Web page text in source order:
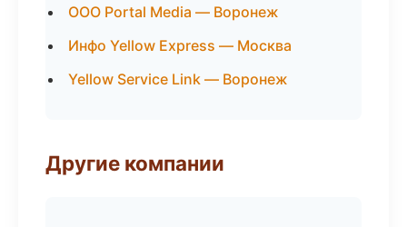
ООО Portal Media — Воронеж
Инфо Yellow Express — Москва
Yellow Service Link — Воронеж
Другие компании